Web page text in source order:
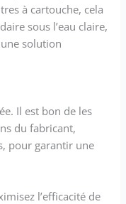
à cartouche, cela
sous l’eau claire,
solution
Il est bon de les
du fabricant,
pour garantir une
l’efficacité de